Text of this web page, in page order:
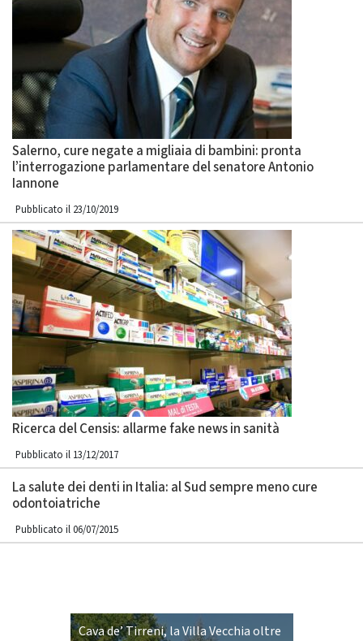
Salerno, cure negate a migliaia di bambini: pronta
l’interrogazione parlamentare del senatore Antonio
Iannone
Pubblicato il 23/10/2019
Ricerca del Censis: allarme fake news in sanità
Pubblicato il 13/12/2017
La salute dei denti in Italia: al Sud sempre meno cure
odontoiatriche
Pubblicato il 06/07/2015
Cava de’ Tirreni, la Villa Vecchia oltre